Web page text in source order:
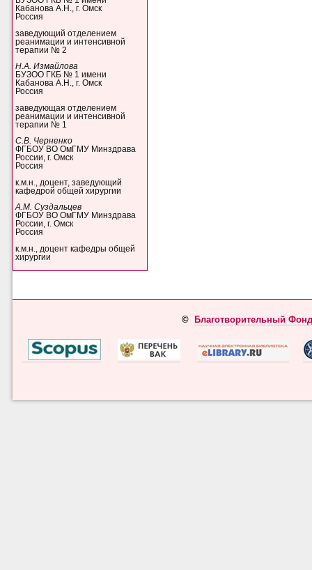
Кабанова А.Н., г. Омск
Россия
заведующий отделением
реанимации и интенсивной
терапии № 2
Н.А. Измайлова
БУЗОО ГКБ № 1 имени
Кабанова А.Н., г. Омск
Россия
заведующая отделением
реанимации и интенсивной
терапии № 1
С.В. Черненко
ФГБОУ ВО ОмГМУ Минздрава
России, г. Омск
Россия
к.м.н., доцент, заведующий
кафедрой общей хирургии
А.М. Суздальцев
ФГБОУ ВО ОмГМУ Минздрава
России, г. Омск
Россия
к.м.н., доцент кафедры общей
хирургии
© Благотворительный